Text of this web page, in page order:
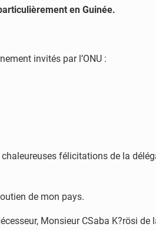
en Guinée.
invités par l’ONU :
félicitations de la
de mon pays.
Monsieur CSaba K?rösi de